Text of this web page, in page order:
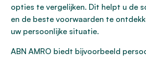
opties te vergelijken. Dit helpt u de
en de beste voorwaarden te
uw persoonlijke situatie.
ABN AMRO biedt bijvoorbeeld